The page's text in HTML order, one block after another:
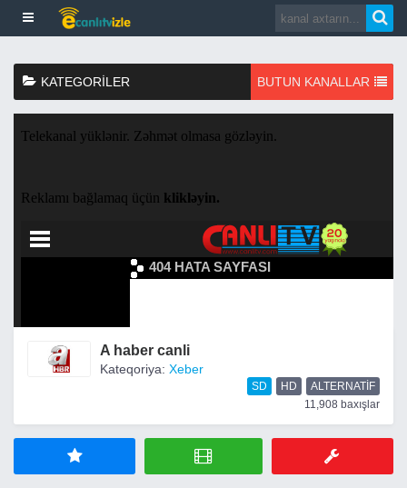
KATEGORILER BUTUN KANALLAR
A haber canli
Kateqoriya: Xeber
SD HD
ALTERNATIF
11,908 baxışlar